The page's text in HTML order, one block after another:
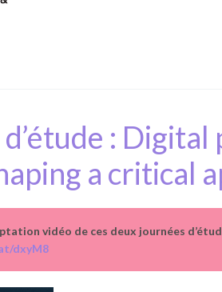
:
a critical
vidéo de ces deux journées
dxyM8